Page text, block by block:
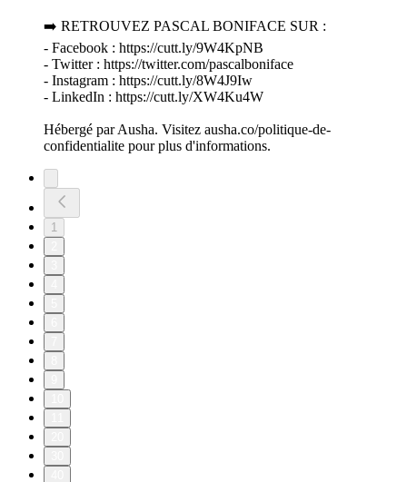
➡️ RETROUVEZ PASCAL BONIFACE SUR :
- Facebook : https://cutt.ly/9W4KpNB
- Twitter : https://twitter.com/pascalboniface
- Instagram : https://cutt.ly/8W4J9Iw
- LinkedIn : https://cutt.ly/XW4Ku4W
Hébergé par Ausha. Visitez ausha.co/politique-de-
confidentialite pour plus d'informations.
1